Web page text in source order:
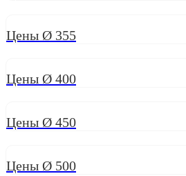
Цены Ø 355
Цены Ø 400
Цены Ø 450
Цены Ø 500